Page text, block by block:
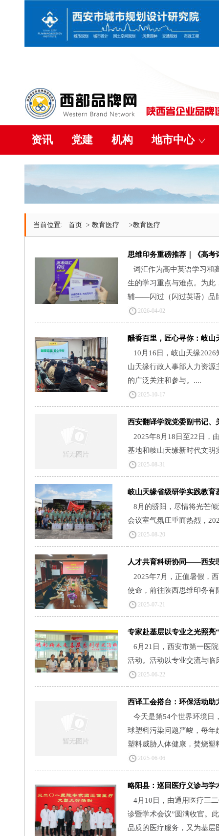
资讯 党建 机构 地市中心
当前位置: 首页 > 教育医疗 >教育医疗
思维印务重磅推荐｜《高考
词汇作为高中英语学习和
生的学习重点与难点。为此
辅——闪过（闪过英语）品
2026-04-02
醋香百里，匠心寻你：岐山
10月16日，岐山天缘
山天缘行政人事部人力资源
的广泛关注和参与。....
2025-10-17
西安翻译学院党委副书记、
2025年8月18日至22日，
基地和岐山天缘新时代文明
2025-08-31
岐山天缘省级研学实践教育
8月的骄阳，尽情将光芒
会议室气氛庄重而热烈，
2025-08-20
人才共育科研协同——西安
2025年7月，正值暑假，
使命，前往陕西思维印务有
2025-07-21
专家赴基层以专业之光照亮
6月21日，西安市第一医
活动。活动以专业交流与临
2025-06-22
西译工会搭台：环保活动助
今天是第54个世界环境日
球塑料污染问题严峻，每年
塑料威胁人体健康，焚烧塑
2025-06-06
略阳县：巡回医疗义诊与
4月10日，由通用医疗三
诊暨学术会议”圆满收官。
品质的医疗服务，又为基层